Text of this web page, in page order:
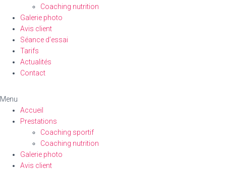
Coaching nutrition
Galerie photo
Avis client
Séance d’essai
Tarifs
Actualités
Contact
Menu
Accueil
Prestations
Coaching sportif
Coaching nutrition
Galerie photo
Avis client